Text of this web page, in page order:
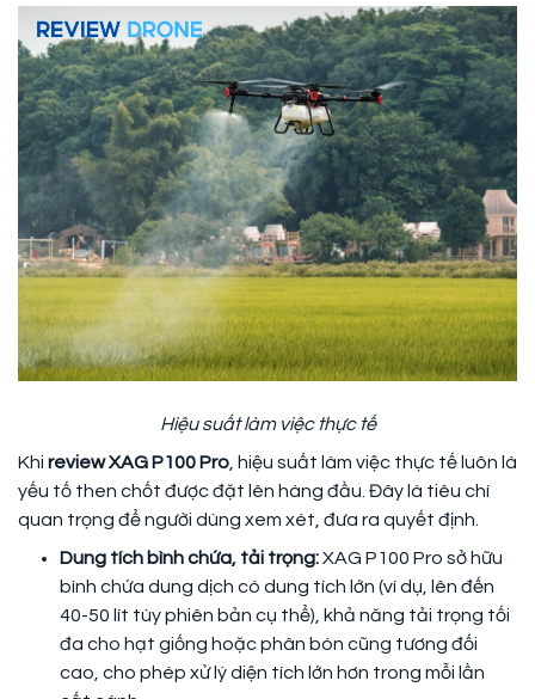
Hiệu suất làm việc thực tế
Khi review XAG P100 Pro , hiệu suất làm việc thực tế luôn là
yếu tố then chốt được đặt lên hàng đầu. Đây là tiêu chí
quan trọng để người dùng xem xét, đưa ra quyết định.
Dung tích bình chứa, tải trọng:XAG P100 Pro sở hữu
bình chứa dung dịch có dung tích lớn (ví dụ, lên đến
40-50 lít tùy phiên bản cụ thể), khả năng tải trọng tối
đa cho hạt giống hoặc phân bón cũng tương đối
cao, cho phép xử lý diện tích lớn hơn trong mỗi lần